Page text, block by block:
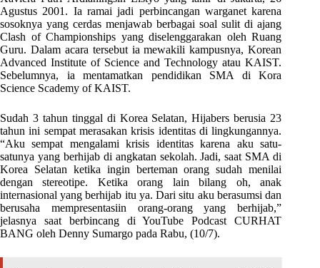
Agustus 2001. Ia ramai jadi perbincangan warganet karena
sosoknya yang cerdas menjawab berbagai soal sulit di ajang
Clash of Championships yang diselenggarakan oleh Ruang
Guru. Dalam acara tersebut ia mewakili kampusnya, Korean
Advanced Institute of Science and Technology atau KAIST.
Sebelumnya, ia mentamatkan pendidikan SMA di Kora
Science Scademy of KAIST.
Sudah 3 tahun tinggal di Korea Selatan, Hijabers berusia 23
tahun ini sempat merasakan krisis identitas di lingkungannya.
“Aku sempat mengalami krisis identitas karena aku satu-
satunya yang berhijab di angkatan sekolah. Jadi, saat SMA di
Korea Selatan ketika ingin berteman orang sudah menilai
dengan stereotipe. Ketika orang lain bilang oh, anak
internasional yang berhijab itu ya. Dari situ aku berasumsi dan
berusaha mempresentasiin orang-orang yang berhijab,”
jelasnya saat berbincang di YouTube Podcast CURHAT
BANG oleh Denny Sumargo pada Rabu, (10/7).